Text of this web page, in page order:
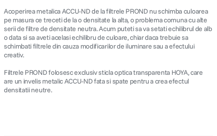
Acoperirea metalica ACCU-ND de la filtrele PROND nu schimba culoarea
pe masura ce treceti de la o densitate la alta, o problema comuna cu alte
serii de filtre de densitate neutra. Acum puteti sa va setati echilibrul de alb
o data si sa aveti acelasi echilibru de culoare, chiar daca trebuie sa
schimbati filtrele din cauza modificarilor de iluminare sau a efectului
creativ.
Filtrele PROND folosesc exclusiv sticla optica transparenta HOYA, care
are un invelis metalic ACCU-ND fata si spate pentru a crea efectul
densitatii neutre.